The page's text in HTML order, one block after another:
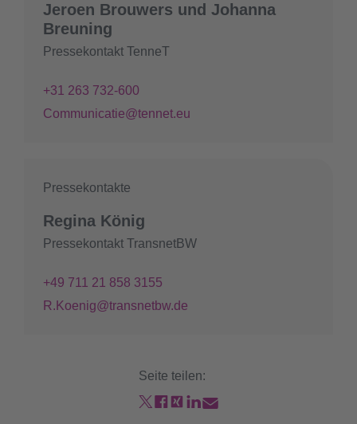
Jeroen Brouwers und Johanna
Breuning
Pressekontakt TenneT
+31 263 732-600
Communicatie@tennet.eu
Pressekontakte
Regina König
Pressekontakt TransnetBW
+49 711 21 858 3155
R.Koenig@transnetbw.de
Seite teilen: